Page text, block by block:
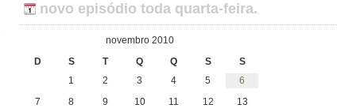
novo episódio toda quarta-feira.
novembro 2010
D
S T Q Q S
S
1
2 3 4 5
6
7
8 9 10 11 12
13